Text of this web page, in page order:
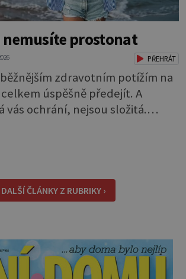
nemusíte prostonat
PŘEHRÁT
zdravotním potížím na
úspěšně předejít. A
vás ochrání, nejsou složitá.
většinu cestovatelských
fekální bakterie. Do kuchyně
jídla se snadno rozšíří ze
i na další potraviny. Dobro
DALŠÍ ČLÁNKY Z RUBRIKY ›